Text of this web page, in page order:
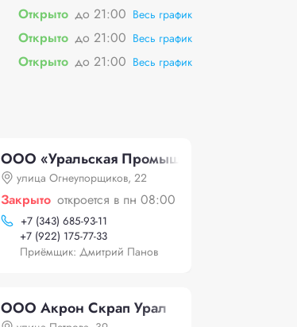
Открыто до 21:00 Весь график
Открыто до 21:00 Весь график
Открыто до 21:00 Весь график
ООО «Уральская Промышленная Компания»
улица Огнеупорщиков, 22
Закрыто откроется в пн 08:00
+7 (343) 685-93-11
+7 (922) 175-77-33
Приёмщик: Дмитрий Панов
ООО Акрон Скрап Урал